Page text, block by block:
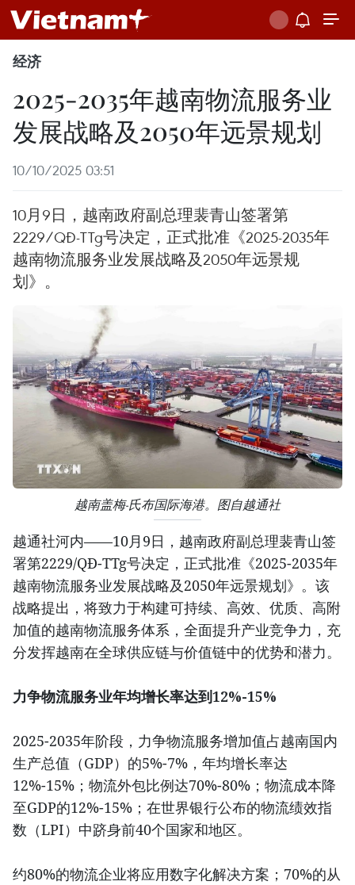
经济
2025-2035年越南物流服务业
发展战略及2050年远景规划
10/10/2025 03:51
10月9日，越南政府副总理裴青山签署第
2229/QĐ-TTg号决定，正式批准《2025-2035年
越南物流服务业发展战略及2050年远景规
划》。
越南盖梅-氏布国际海港。图自越通社
越通社河内——10月9日，越南政府副总理裴青山签
署第2229/QĐ-TTg号决定，正式批准《2025-2035年
越南物流服务业发展战略及2050年远景规划》。该
战略提出，将致力于构建可持续、高效、优质、高附
加值的越南物流服务体系，全面提升产业竞争力，充
分发挥越南在全球供应链与价值链中的优势和潜力。
力争物流服务业年均增长率达到12%-15%
2025-2035年阶段，力争物流服务增加值占越南国内
生产总值（GDP）的5%-7%，年均增长率达
12%-15%；物流外包比例达70%-80%；物流成本降
至GDP的12%-15%；在世界银行公布的物流绩效指
数（LPI）中跻身前40个国家和地区。
约80%的物流企业将应用数字化解决方案；70%的从